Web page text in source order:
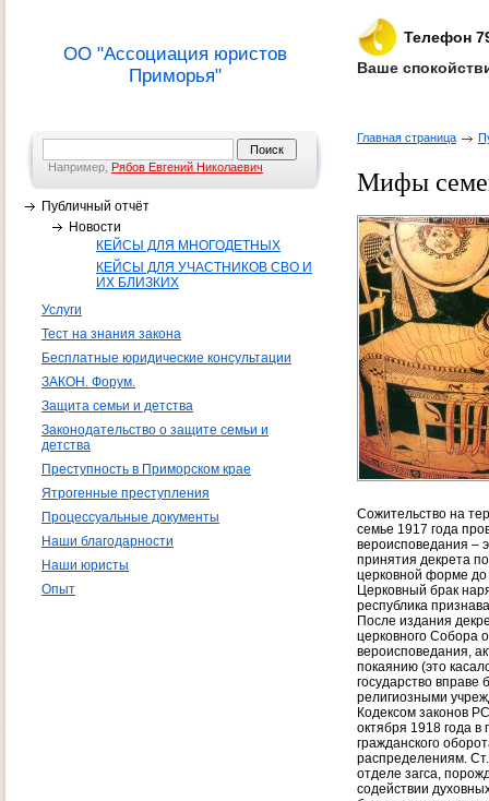
ОО "Ассоциация юристов
Приморья"
Телефон
Ваше
Например, Рябов Евгений Николаевич
Публичный отчёт
Новости
КЕЙСЫ ДЛЯ МНОГОДЕТНЫХ
КЕЙСЫ ДЛЯ УЧАСТНИКОВ СВО И
ИХ БЛИЗКИХ
Услуги
Тест на знания закона
Бесплатные юридические консультации
ЗАКОН. Форум.
Защита семьи и детства
Законодательство о защите семьи и
детства
Преступность в Приморском крае
Ятрогенные преступления
Процессуальные документы
Наши благодарности
Наши юристы
Опыт
Главная страница
Мифы
Сожительство на
семье 1917 года
вероисповедания –
принятия декрета
церковной форме до
Церковный брак
республика
После издания
церковного Собора
вероисповедания,
покаянию (это
государство
религиозными
Кодексом законов
октября 1918 года в
гражданского
распределениям. Ст.
отделе загса,
содействии